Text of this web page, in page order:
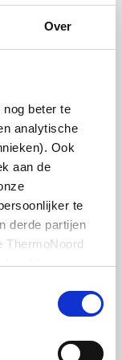
Over
beter te
analytische
Ook
aan de
te
derde partijen
ThermoNoord
Hiermee
slaan je